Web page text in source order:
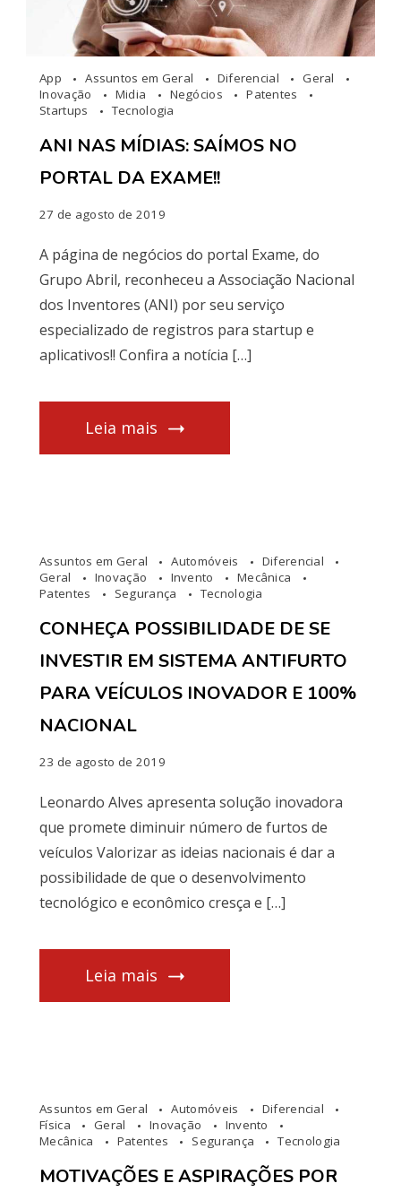
App Assuntos em Geral Diferencial
Geral
Inovação
Midia Negócios
Patentes
Startups
Tecnologia
ANI NAS MÍDIAS: SAÍMOS NO
PORTAL DA EXAME!!
27 de agosto de 2019
A página de negócios do portal Exame, do
Grupo Abril, reconheceu a Associação Nacional
dos Inventores (ANI) por seu serviço
especializado de registros para startup e
aplicativos!! Confira a notícia […]
Leia mais
Assuntos em Geral Automóveis
Diferencial
Geral
Inovação Invento
Mecânica
Patentes
Segurança Tecnologia
CONHEÇA POSSIBILIDADE DE SE
INVESTIR EM SISTEMA ANTIFURTO
PARA VEÍCULOS INOVADOR E 100%
NACIONAL
23 de agosto de 2019
Leonardo Alves apresenta solução inovadora
que promete diminuir número de furtos de
veículos Valorizar as ideias nacionais é dar a
possibilidade de que o desenvolvimento
tecnológico e econômico cresça e […]
Leia mais
Assuntos em Geral Automóveis
Diferencial
Física
Geral Inovação
Invento
Mecânica
Patentes Segurança Tecnologia
MOTIVAÇÕES E ASPIRAÇÕES POR